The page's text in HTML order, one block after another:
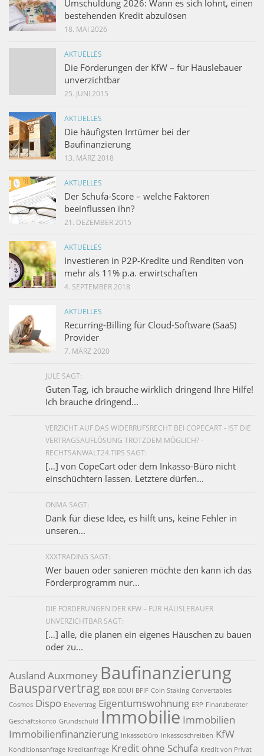
Umschuldung 2026: Wann es sich lohnt, einen
bestehenden Kredit abzulösen
18. MAI 2026
AKTUELLES
Die Förderungen der KfW – für Häuslebauer
unverzichtbar
25. JUNI 2015
AKTUELLES
Die häufigsten Irrtümer bei der
Baufinanzierung
13. MÄRZ 2018
AKTUELLES
Der Schufa-Score – welche Faktoren
beeinflussen ihn?
21. DEZEMBER 2015
AKTUELLES
Investieren in P2P-Kredite und Renditen von
mehr als 11% p.a. erwirtschaften
4. SEPTEMBER 2018
AKTUELLES
Recurring-Billing für Cloud-Software (SaaS)
Provider
7. MÄRZ 2020
JULE SAGT:
Guten Tag, ich brauche wirklich dringend Ihre Hilfe!
Ich brauche dringend...
VERZICHT AUF DAS WIDERRUFSRECHT BEI COPECART - IST DIE
VERTRAGSAUFLÖSUNG TROTZDEM MÖGLICH? -
RECHTSANWALT24.TIPS SAGT:
[…] von CopeCart oder dem Inkasso-Büro nicht
einschüchtern lassen. Letztere dürfen...
ONMA SAGT:
Dank für diese Idee, es hilft uns, keine Fehler in
unseren...
XXXTRADING SAGT:
Wer bauen oder sanieren möchte den kann ich das
Förderprogramm nur...
DIE FÖRDERUNGEN DER KFW – FÜR HÄUSLEBAUER
UNVERZICHTBAR SAGT:
[…] alle, die planen ein eigenes Häuschen zu bauen
oder zu...
Ausland Auxmoney Baufinanzierung
Bausparvertrag BDR BDUI BFIF Coin Staking Convertables
Cosmos Dispo Ehevertrag Eigentumswohnung ERP Finanzberater
Geschäftskonto Grundschuld Immobilie Immobilien
Immobilienfinanzierung Inkassobüro Inkassoschreiben KfW
Konditionsanfrage Kreditanfrage Kredit ohne Schufa Kredit von Privat